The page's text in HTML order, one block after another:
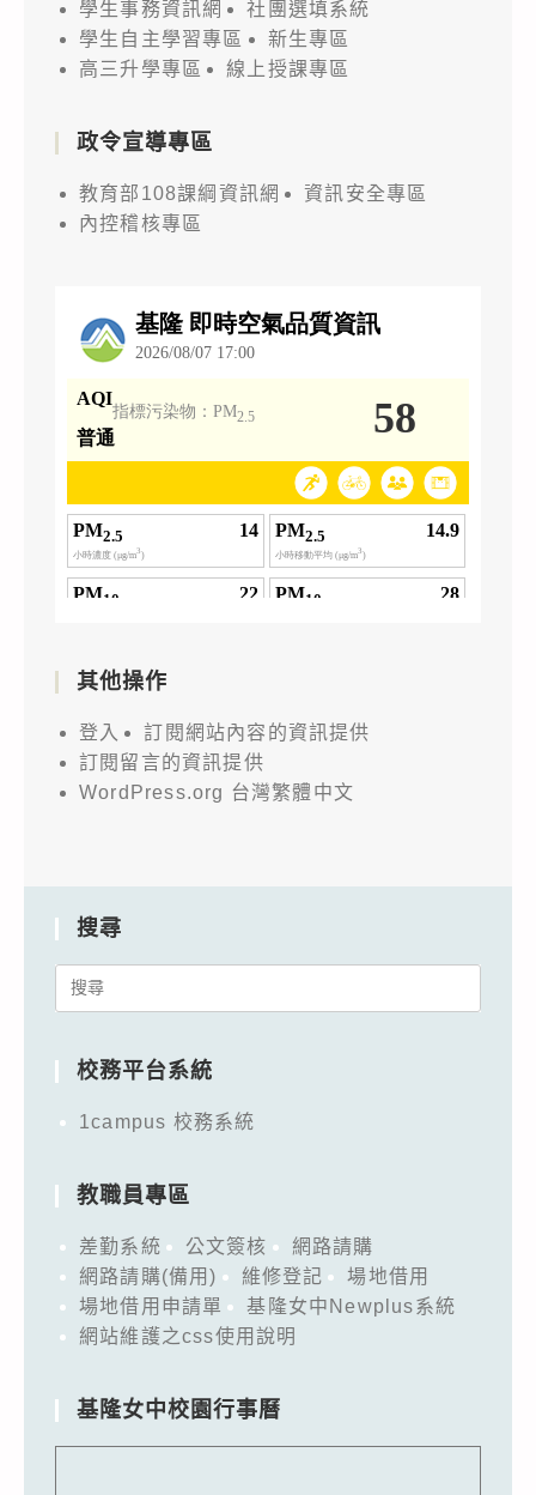
學生事務資訊網
社團選填系統
學生自主學習專區
新生專區
高三升學專區
線上授課專區
政令宣導專區
教育部108課綱資訊網
資訊安全專區
內控稽核專區
其他操作
登入
訂閱網站內容的資訊提供
訂閱留言的資訊提供
WordPress.org 台灣繁體中文
搜尋
Search
校務平台系統
1campus 校務系統
教職員專區
差勤系統 公文簽核
網路請購
網路請購(備用)
維修登記
場地借用
場地借用申請單
基隆女中Newplus系統
網站維護之css使用說明
基隆女中校園行事曆